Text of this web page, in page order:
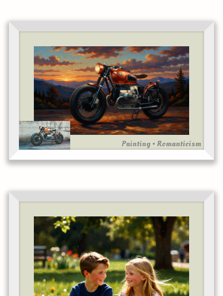
Painting • Romanticism